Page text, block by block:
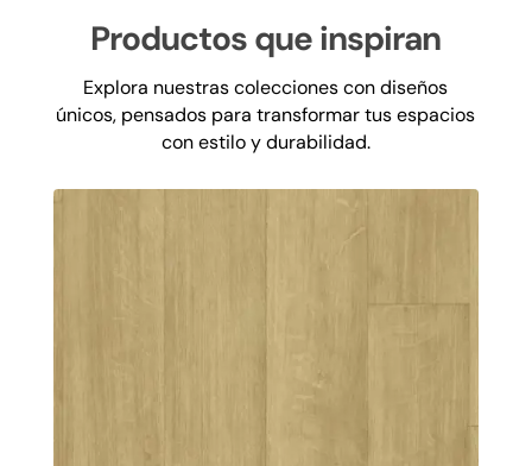
Productos que inspiran
Explora nuestras colecciones con diseños
únicos, pensados para transformar tus espacios
con estilo y durabilidad.